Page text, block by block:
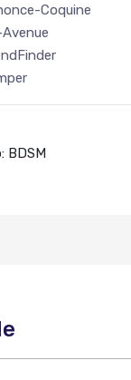
Coquine
BDSM